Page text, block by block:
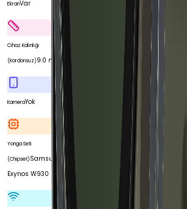
EkranVar
Cihaz Kalınlığı
(Kordonsuz)9.0 mm
KameraYok
Yonga Seti
(Chipset)Samsung
Exynos W930